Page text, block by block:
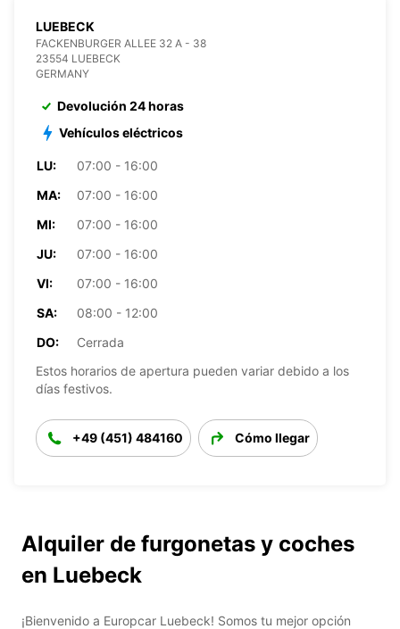
LUEBECK
FACKENBURGER ALLEE 32 A - 38
23554 LUEBECK
GERMANY
Devolución 24 horas
Vehículos eléctricos
LU:
07:00 - 16:00
MA:
07:00 - 16:00
MI:
07:00 - 16:00
JU:
07:00 - 16:00
VI:
07:00 - 16:00
SA:
08:00 - 12:00
DO:
Cerrada
Estos horarios de apertura pueden variar debido a los
días festivos.
+49 (451) 484160 Cómo llegar
Alquiler de furgonetas y coches
en Luebeck
¡Bienvenido a Europcar Luebeck! Somos tu mejor opción